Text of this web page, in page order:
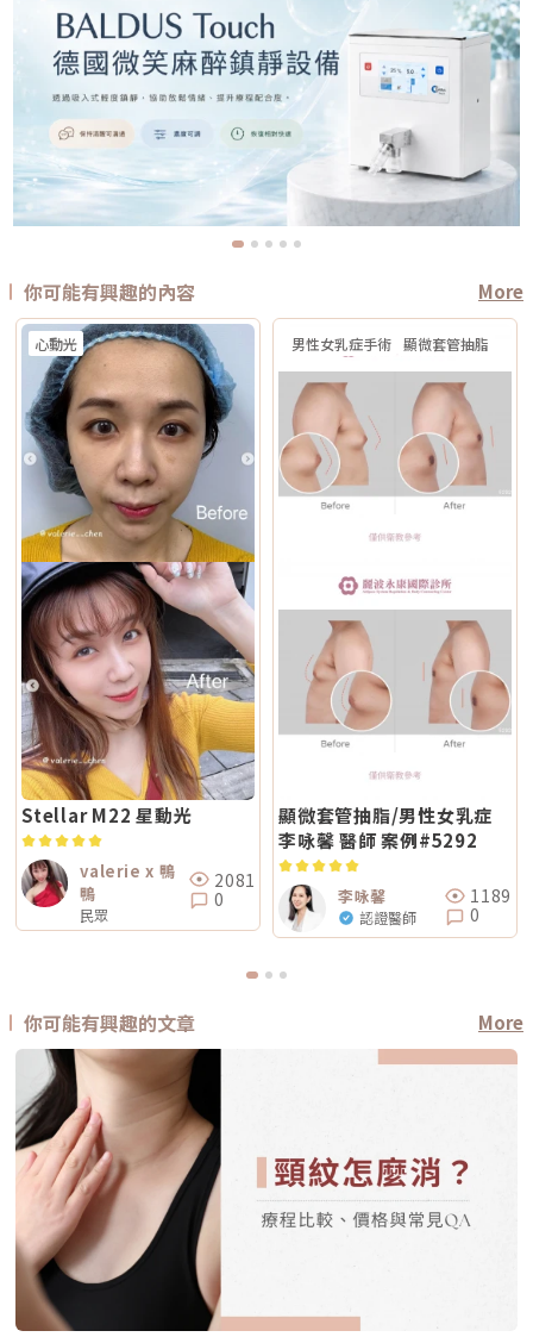
你可能有興趣的內容 More
心動光
Stellar M22 星動光
valerie x 鴨
鴨
民眾
2081
0
男性女乳症手術 顯微套管抽脂
顯微套管抽脂/男性女乳症
李咏馨 醫師 案例#5292
李咏馨
認證醫師
1189
0
你可能有興趣的文章 More